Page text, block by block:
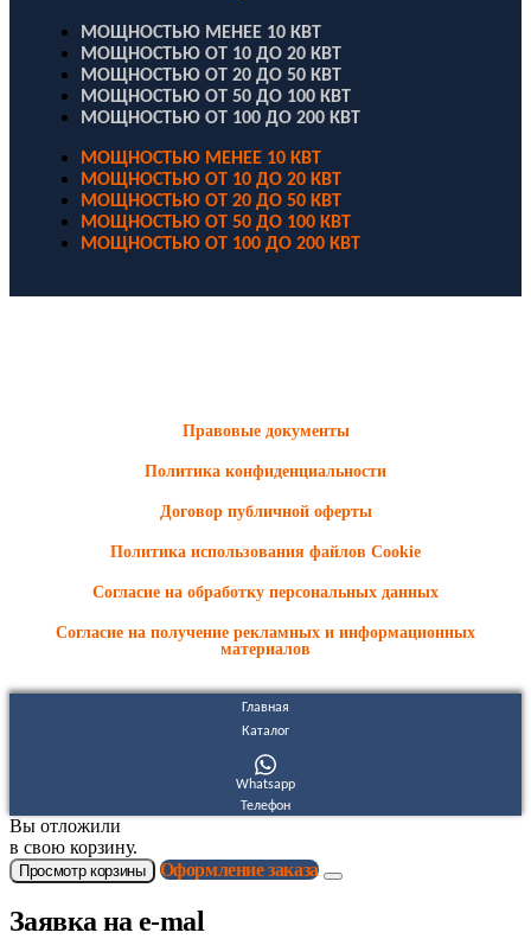
МОЩНОСТЬЮ МЕНЕЕ 10 КВТ
МОЩНОСТЬЮ ОТ 10 ДО 20 КВТ
МОЩНОСТЬЮ ОТ 20 ДО 50 КВТ
МОЩНОСТЬЮ ОТ 50 ДО 100 КВТ
МОЩНОСТЬЮ ОТ 100 ДО 200 КВТ
МОЩНОСТЬЮ МЕНЕЕ 10 КВТ
МОЩНОСТЬЮ ОТ 10 ДО 20 КВТ
МОЩНОСТЬЮ ОТ 20 ДО 50 КВТ
МОЩНОСТЬЮ ОТ 50 ДО 100 КВТ
МОЩНОСТЬЮ ОТ 100 ДО 200 КВТ
Правовые документы
Политика конфиденциальности
Договор публичной оферты
Политика использования файлов Cookie
Согласие на обработку персональных данных
Согласие на получение рекламных и информационных
материалов
Главная
Каталог
Whatsapp
Телефон
Вы отложили
в свою корзину.
Просмотр корзины Оформление заказа
Заявка на e-mal